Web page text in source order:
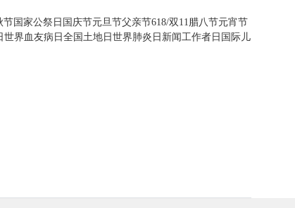
节 国家公祭日 国庆节元旦节父亲节618/双11腊八节元宵节
世界血友病日 全国土地日 世界肺炎日 新闻工作者日 国际儿